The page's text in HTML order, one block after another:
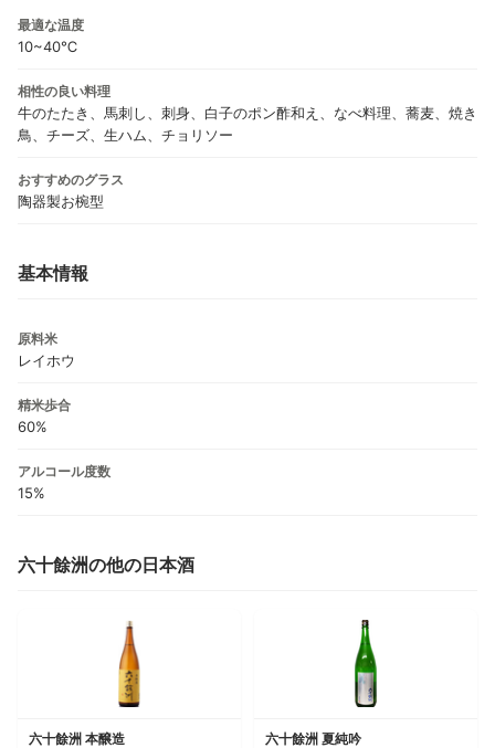
最適な温度
10~40℃
相性の良い料理
牛のたたき、馬刺し、刺身、白子のポン酢和え、なべ料理、蕎麦、焼き
鳥、チーズ、生ハム、チョリソー
おすすめのグラス
陶器製お椀型
基本情報
原料米
レイホウ
精米歩合
60%
アルコール度数
15%
六十餘洲の他の日本酒
六十餘洲 本醸造 六十餘洲 夏純吟